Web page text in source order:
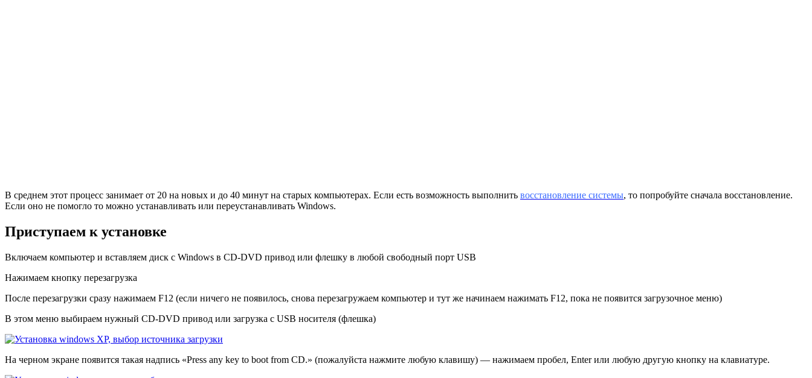
В среднем этот процесс занимает от 20 на новых и до 40 минут на старых компьютерах. Если есть возможность выполнить восстановление системы, то попробуйте сначала восстановление.
Если оно не помогло то можно устанавливать или переустанавливать Windows.
Приступаем к установке
Включаем компьютер и вставляем диск с Windows в CD-DVD привод или флешку в любой свободный порт USB
Нажимаем кнопку перезагрузка
После перезагрузки сразу нажимаем F12 (если ничего не появилось, снова перезагружаем компьютер и тут же начинаем нажимать F12, пока не появится загрузочное меню)
В этом меню выбираем нужный CD-DVD привод или загрузка с USB носителя (флешка)
На черном экране появится такая надпись «Press any key to boot from CD.» (пожалуйста нажмите любую клавишу) — нажимаем пробел, Enter или любую другую кнопку на клавиатуре.